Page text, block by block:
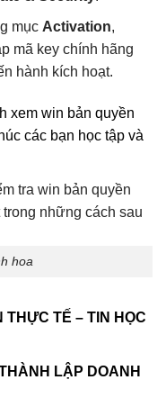
mục Activation,
mã key chính hãng
hành kích hoạt.
xem win bản quyền
các bạn học tập và
hoa
TẾ – TIN HỌC
LẬP DOANH